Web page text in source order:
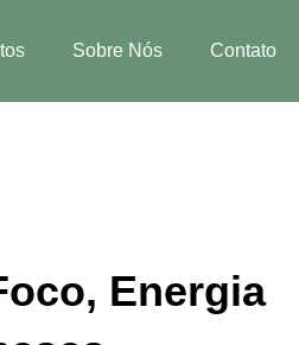
Sobre Nós Contato
Energia